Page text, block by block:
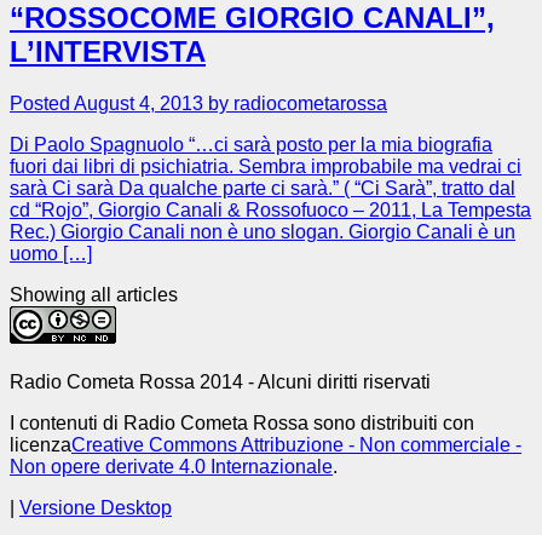
“ROSSOCOME GIORGIO CANALI”,
L’INTERVISTA
Posted August 4, 2013 by radiocometarossa
Di Paolo Spagnuolo “…ci sarà posto per la mia biografia
fuori dai libri di psichiatria. Sembra improbabile ma vedrai ci
sarà Ci sarà Da qualche parte ci sarà.” ( “Ci Sarà”, tratto dal
cd “Rojo”, Giorgio Canali & Rossofuoco – 2011, La Tempesta
Rec.) Giorgio Canali non è uno slogan. Giorgio Canali è un
uomo […]
Showing all articles
Radio Cometa Rossa 2014 - Alcuni diritti riservati
I contenuti di Radio Cometa Rossa sono distribuiti con
licenzaCreative Commons Attribuzione - Non commerciale -
Non opere derivate 4.0 Internazionale.
Versione Desktop